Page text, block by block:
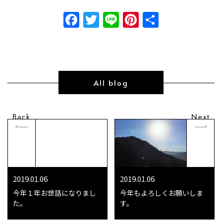
Facebook
Twitter
LinePinterest
All blog
Back
2019.01.06
今年１年お世話になりまし
た。
Next
2019.01.06
今年もよろしくお願いしま
す。